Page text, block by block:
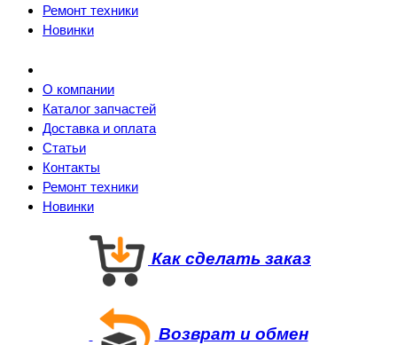
Ремонт техники
Новинки
О компании
Каталог запчастей
Доставка и оплата
Статьи
Контакты
Ремонт техники
Новинки
Как сделать заказ
Возврат и обмен